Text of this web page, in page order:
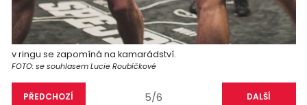
v ringu se zapomíná na kamarádství.
FOTO: se souhlasem Lucie Roubíčkové
PŘEDCHOZÍ 5/6 DALŠÍ